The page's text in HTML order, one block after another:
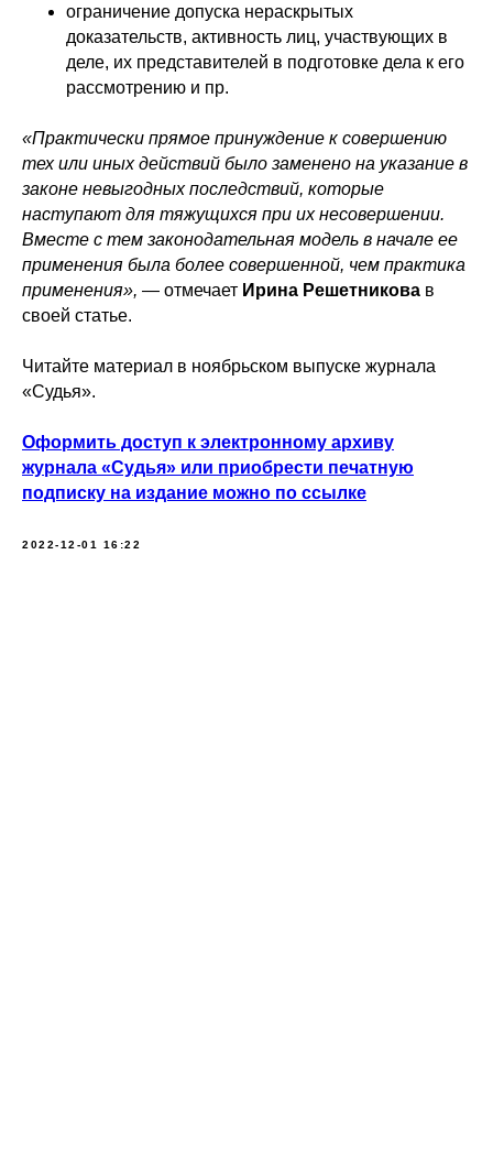
ограничение допуска нераскрытых
доказательств, активность лиц, участвующих в
деле, их представителей в подготовке дела к его
рассмотрению и пр.
«Практически прямое принуждение к совершению
тех или иных действий было заменено на указание в
законе невыгодных последствий, которые
наступают для тяжущихся при их несовершении.
Вместе с тем законодательная модель в начале ее
применения была более совершенной, чем практика
применения», — отмечает Ирина Решетникова в
своей статье.
Читайте материал в ноябрьском выпуске журнала
«Судья».
Оформить доступ к электронному архиву
журнала «Судья» или приобрести печатную
подписку на издание можно по ссылке
2022-12-01 16:22